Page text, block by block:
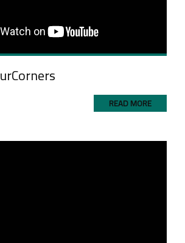
READ MORE